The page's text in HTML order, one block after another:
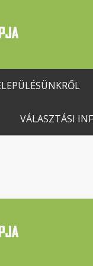
VÁLASZTÁSI